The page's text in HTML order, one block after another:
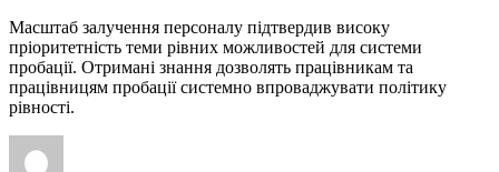
Масштаб залучення персоналу підтвердив високу
пріоритетність теми рівних можливостей для системи
пробації. Отримані знання дозволять працівникам та
працівницям пробації системно впроваджувати політику
рівності.